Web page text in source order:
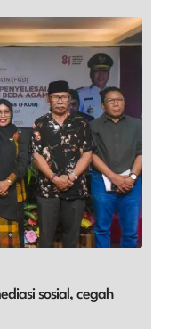
sosial, cegah